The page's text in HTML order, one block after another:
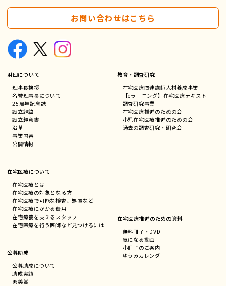
お問い合わせはこちら
財団について
理事長挨拶
名誉理事長について
25周年記念誌
設立経緯
設立趣意書
沿革
事業内容
公開情報
在宅医療について
在宅医療とは
在宅医療の対象となる方
在宅医療で可能な検査、処置など
在宅医療にかかる費用
在宅療養を支えるスタッフ
在宅医療を行う医師など見つけるには
公募助成
公募助成について
助成実績
勇美賞
教育・調査研究
在宅医療関連講師人材養成事業
【eラーニング】在宅医療テキスト
調査研究事業
在宅医療推進のための会
小児在宅医療推進のための会
過去の調査研究・研究会
在宅医療推進のための資料
無料冊子・DVD
気になる動画
小冊子のご案内
ゆうみカレンダー